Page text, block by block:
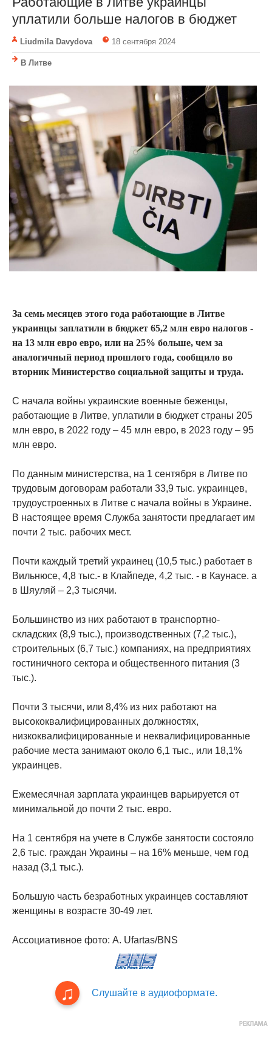
уплатили больше налогов в бюджет
Liudmila Davydova 18 сентября 2024
В Литве
За семь месяцев этого года работающие в Литве
украинцы заплатили в бюджет 65,2 млн евро налогов -
на 13 млн евро евро, или на 25% больше, чем за
аналогичный период прошлого года, сообщило во
вторник Министерство социальной защиты и труда.
С начала войны украинские военные беженцы,
работающие в Литве, уплатили в бюджет страны 205
млн евро, в 2022 году – 45 млн евро, в 2023 году – 95
млн евро.
По данным министерства, на 1 сентября в Литве по
трудовым договорам работали 33,9 тыс. украинцев,
трудоустроенных в Литве с начала войны в Украине.
В настоящее время Служба занятости предлагает им
почти 2 тыс. рабочих мест.
Почти каждый третий украинец (10,5 тыс.) работает в
Вильнюсе, 4,8 тыс.- в Клайпеде, 4,2 тыс. - в Каунасе. а
в Шяуляй – 2,3 тысячи.
Большинство из них работают в транспортно-
складских (8,9 тыс.), производственных (7,2 тыс.),
строительных (6,7 тыс.) компаниях, на предприятиях
гостиничного сектора и общественного питания (3
тыс.).
Почти 3 тысячи, или 8,4% из них работают на
высококвалифицированных должностях,
низкоквалифицированные и неквалифицированные
рабочие места занимают около 6,1 тыс., или 18,1%
украинцев.
Ежемесячная зарплата украинцев варьируется от
минимальной до почти 2 тыс. евро.
На 1 сентября на учете в Службе занятости состояло
2,6 тыс. граждан Украины – на 16% меньше, чем год
назад (3,1 тыс.).
Большую часть безработных украинцев составляют
женщины в возрасте 30-49 лет.
Ассоциативное фото: A. Ufartas/BNS
Слушайте в аудиоформате.